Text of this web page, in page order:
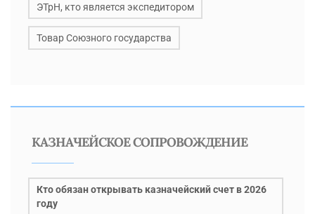
ЭТрН, кто является экспедитором
Товар Союзного государства
КАЗНАЧЕЙСКОЕ СОПРОВОЖДЕНИЕ
Кто обязан открывать казначейский счет в 2026
году